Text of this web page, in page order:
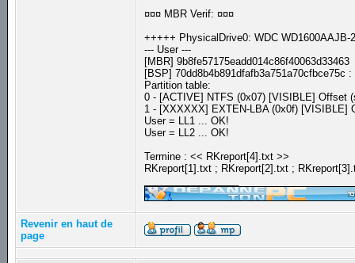
¤¤¤ MBR Verif: ¤¤¤
+++++ PhysicalDrive0: WDC WD1600AAJB-
--- User ---
[MBR] 9b8fe57175eadd014c86f40063d33463
[BSP] 70dd8b4b891dfafb3a751a70cfbce75c
Partition table:
0 - [ACTIVE] NTFS (0x07) [VISIBLE] Offset
1 - [XXXXXX] EXTEN-LBA (0x0f) [VISIBLE]
User = LL1 ... OK!
User = LL2 ... OK!
Termine : << RKreport[4].txt >>
RKreport[1].txt ; RKreport[2].txt ;
Revenir en haut de
page